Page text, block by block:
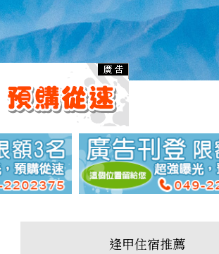
逢甲住宿推薦